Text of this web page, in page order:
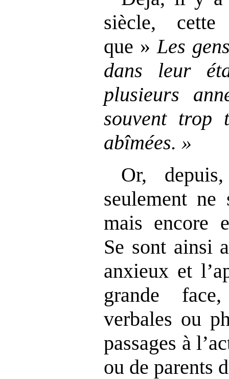
siècle, cette
que » Les
dans leur
plusieurs
souvent trop
abîmées. »
Or,
seulement ne
mais encore
Se sont ainsi
anxieux et
grande
verbales ou
passages à
ou de parents